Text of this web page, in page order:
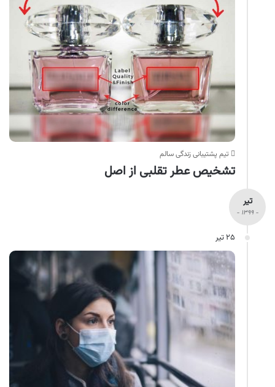
تیم پشتیبانی زندگی سالم
تشخیص عطر تقلبی از اصل
تیر
- ۱۳۹۹ -
۲۵ تیر